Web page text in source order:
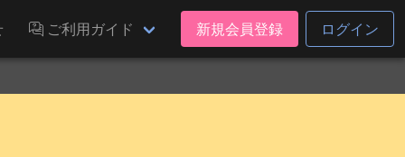
ご利用ガイド 新規会員登録 ログイン